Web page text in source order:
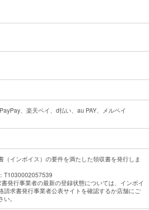
、楽天ペイ、d払い、au PAY、メルペイ
（インボイス）の要件を満たした領収書を発行しま
T1030002057539
発行事業者の最新の登録状態については、インボイ
請求書発行事業者公表サイトを確認するか店舗にご
。